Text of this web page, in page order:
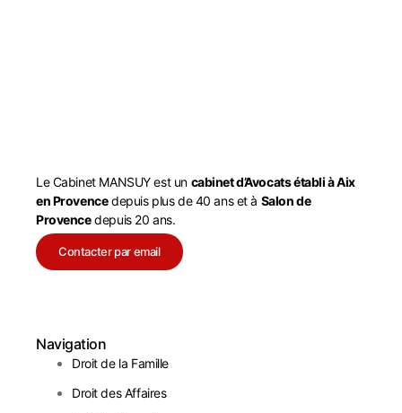
Le Cabinet MANSUY est un cabinet d’Avocats établi à Aix
en Provencedepuis plus de 40 ans et à Salon de
Provencedepuis 20 ans.
Contacter par email
Navigation
Droit de la Famille
Droit des Affaires